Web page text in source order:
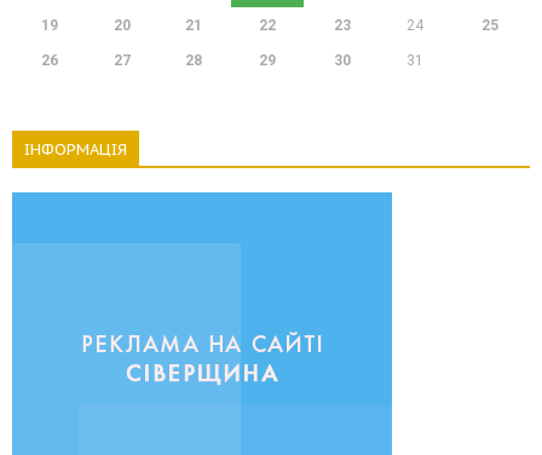
19 20 21 22 23 24 25
26 27 28 29 30 31
ІНФОРМАЦІЯ